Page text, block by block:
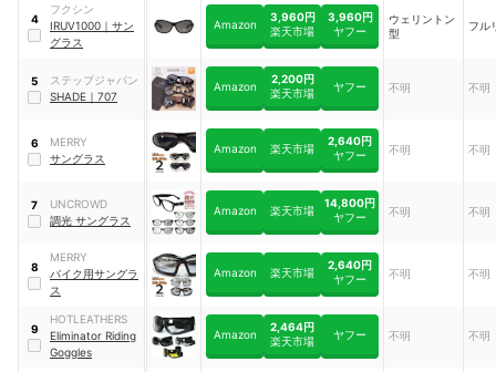
4
フクシン
IRUV1000 ｜ サン
グラス
Amazon
3,960円
楽天市場
3,960円
ヤフー
ウェリントン
型
フル
5
ステップジャパン
SHADE ｜ 707
Amazon
2,200円
楽天市場
ヤフー 不明 不明
6
MERRY
サングラス
Amazon 楽天市場
2,640円
ヤフー
不明 不明
7
UNCROWD
調光 サングラス
Amazon 楽天市場
14,800円
ヤフー
不明 不明
8
MERRY
バイク用サングラ
ス
Amazon 楽天市場
2,640円
ヤフー
不明 不明
9
HOTLEATHERS
Eliminator Riding
Goggles
Amazon
2,464円
楽天市場
ヤフー 不明 不明